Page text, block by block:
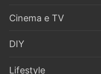
Cinema e TV
DIY
Lifestyle